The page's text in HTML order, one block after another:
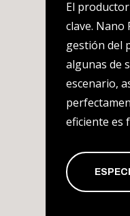
El
clave. Nano
gestión del
algunas de
escenario,
eficiente es